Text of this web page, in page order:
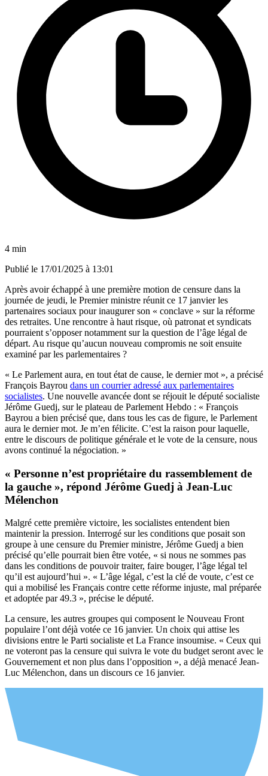
4 min
Publié le 17/01/2025 à 13:01
Après avoir échappé à une première motion de censure dans la
journée de jeudi, le Premier ministre réunit ce 17 janvier les
partenaires sociaux pour inaugurer son « conclave » sur la réforme
des retraites. Une rencontre à haut risque, où patronat et syndicats
pourraient s’opposer notamment sur la question de l’âge légal de
départ. Au risque qu’aucun nouveau compromis ne soit ensuite
examiné par les parlementaires ?
« Le Parlement aura, en tout état de cause, le dernier mot », a précisé
François Bayrou dans un courrier adressé aux parlementaires
socialistes. Une nouvelle avancée dont se réjouit le député socialiste
Jérôme Guedj, sur le plateau de Parlement Hebdo : « François
Bayrou a bien précisé que, dans tous les cas de figure, le Parlement
aura le dernier mot. Je m’en félicite. C’est la raison pour laquelle,
entre le discours de politique générale et le vote de la censure, nous
avons continué la négociation. »
« Personne n’est propriétaire du rassemblement de
la gauche », répond Jérôme Guedj à Jean-Luc
Mélenchon
Malgré cette première victoire, les socialistes entendent bien
maintenir la pression. Interrogé sur les conditions que posait son
groupe à une censure du Premier ministre, Jérôme Guedj a bien
précisé qu’elle pourrait bien être votée, « si nous ne sommes pas
dans les conditions de pouvoir traiter, faire bouger, l’âge légal tel
qu’il est aujourd’hui ». « L’âge légal, c’est la clé de voute, c’est ce
qui a mobilisé les Français contre cette réforme injuste, mal préparée
et adoptée par 49.3 », précise le député.
La censure, les autres groupes qui composent le Nouveau Front
populaire l’ont déjà votée ce 16 janvier. Un choix qui attise les
divisions entre le Parti socialiste et La France insoumise. « Ceux qui
ne voteront pas la censure qui suivra le vote du budget seront avec le
Gouvernement et non plus dans l’opposition », a déjà menacé Jean-
Luc Mélenchon, dans un discours ce 16 janvier.